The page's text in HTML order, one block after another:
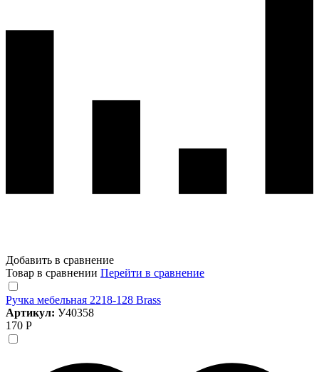
Добавить в сравнение
Товар в сравнении Перейти в сравнение
Ручка мебельная 2218-128 Brass
Артикул: У40358
170 Р